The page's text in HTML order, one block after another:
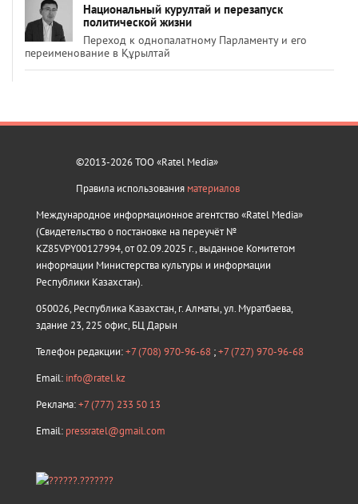
Национальный курултай и перезапуск
политической жизни
Переход к однопалатному Парламенту и его
переименование в Құрылтай
©2013-2026 ТОО «Ratel Media»
Правила использования материалов
Международное информационное агентство «Ratel Media»
(Свидетельство о постановке на переучёт №
KZ85VPY00127994, от 02.09.2025 г., выданное Комитетом
информации Министерства культуры и информации
Республики Казахстан).
050026, Республика Казахстан, г. Алматы, ул. Муратбаева,
здание 23, 225 офис, БЦ Дарын
Телефон редакции:+7 (708) 970-96-68 ;+7 (727) 970-96-68
Email: info@ratel.kz
Реклама:+7 (777) 233 50 13
Email: pressratel@gmail.com